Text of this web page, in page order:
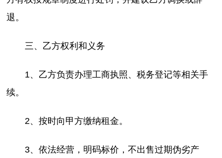
退。
三、乙方权利和义务
1、乙方负责办理工商执照、税务登记等相关手
续。
2、按时向甲方缴纳租金。
3、依法经营，明码标价，不出售过期伪劣产